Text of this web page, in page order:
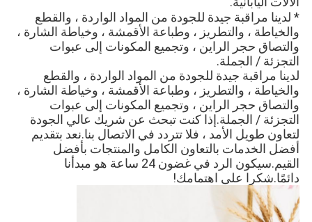
*
التجزئة / الجملة.
دائمًا.شكرا على اهتمامك!